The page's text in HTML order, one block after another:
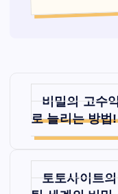
탐
색
비밀의 고수
로 늘리는 방법!
토토사이트